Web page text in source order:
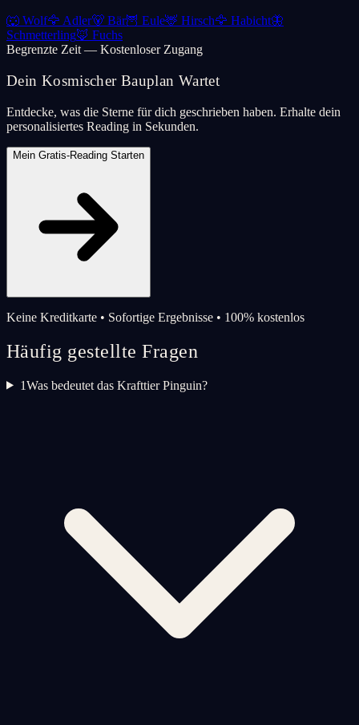
🐺 Wolf🦅 Adler🐻 Bär🦉 Eule🦌 Hirsch🦅 Habicht🦋
Schmetterling🦊 Fuchs
Begrenzte Zeit — Kostenloser Zugang
Dein Kosmischer Bauplan Wartet
Entdecke, was die Sterne für dich geschrieben haben. Erhalte dein
personalisiertes Reading in Sekunden.
Mein Gratis-Reading Starten
Keine Kreditkarte • Sofortige Ergebnisse • 100% kostenlos
Häufig gestellte Fragen
1Was bedeutet das Krafttier Pinguin?